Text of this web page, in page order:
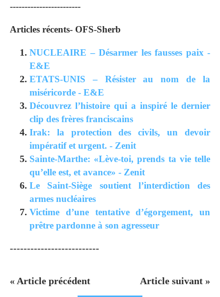
------------------------
Articles récents- OFS-Sherb
NUCLEAIRE – Désarmer les fausses paix -
E&E
ETATS-UNIS – Résister au nom de la
miséricorde - E&E
Découvrez l’histoire qui a inspiré le dernier
clip des frères franciscains
Irak: la protection des civils, un devoir
impératif et urgent. - Zenit
Sainte-Marthe: «Lève-toi, prends ta vie telle
qu’elle est, et avance» - Zenit
Le Saint-Siège soutient l’interdiction des
armes nucléaires
Victime d’une tentative d’égorgement, un
prêtre pardonne à son agresseur
--------------------------
« Article précédent Article suivant »